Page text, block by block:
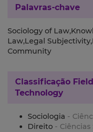
Palavras-chave
Sociology of
Law,Legal
Community
Classificação
Technology
Sociologia -
Direito - Ciências